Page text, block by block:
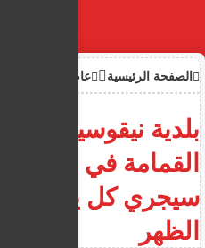
الصفحة الرئيسية عام
بلدية نيقوسيا تحدد
القمامة في منطقة
سيجري كل يوم
الظهر